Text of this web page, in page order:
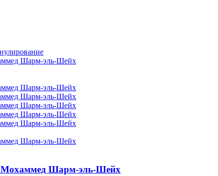
Мохаммед Шарм-эль-Шейх